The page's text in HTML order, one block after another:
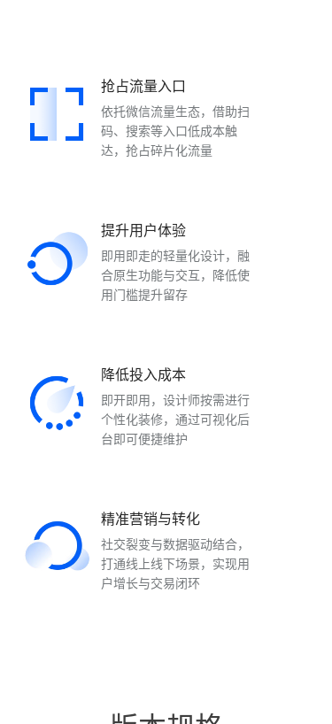
抢占流量入口
依托微信流量生态，借助扫
码、搜索等入口低成本触
达，抢占碎片化流量
提升用户体验
即用即走的轻量化设计，融
合原生功能与交互，降低使
用门槛提升留存
降低投入成本
即开即用，设计师按需进行
个性化装修，通过可视化后
台即可便捷维护
精准营销与转化
社交裂变与数据驱动结合，
打通线上线下场景，实现用
户增长与交易闭环